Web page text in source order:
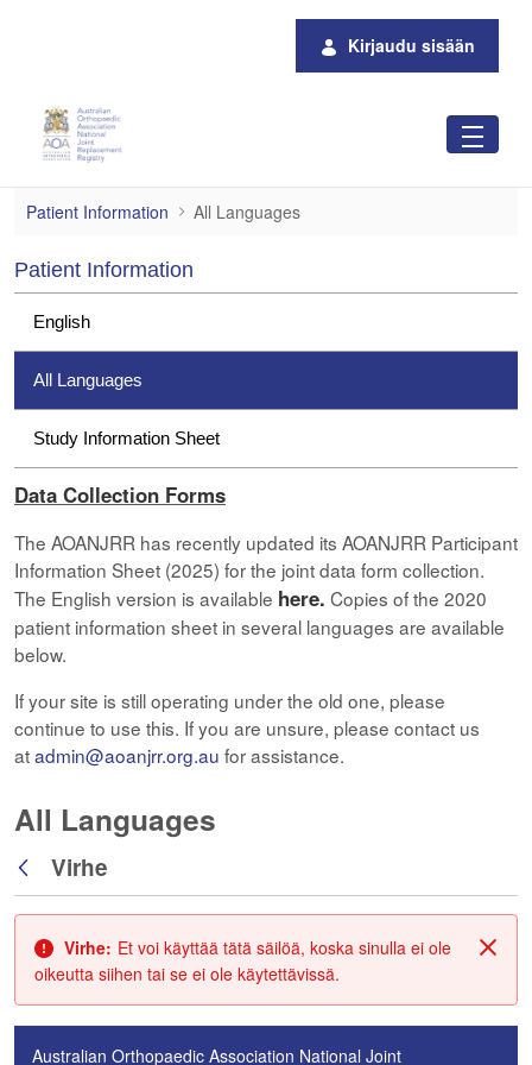
Kirjaudu sisään
All Languages
Patient Information All Languages
Patient Information
English
All Languages
Study Information Sheet
Data Collection Forms
The AOANJRR has recently updated its AOANJRR Participant
Information Sheet (2025) for the joint data form collection.
The English version is available here. Copies of the 2020
patient information sheet in several languages are available
below.
If your site is still operating under the old one, please
continue to use this. If you are unsure, please contact us
atadmin@aoanjrr.org.au for assistance.
All Languages
Takaisin
Virhe
Sulje
Virhe: Et voi käyttää tätä säilöä, koska sinulla ei ole
oikeutta siihen tai se ei ole käytettävissä.
Australian Orthopaedic Association National Joint